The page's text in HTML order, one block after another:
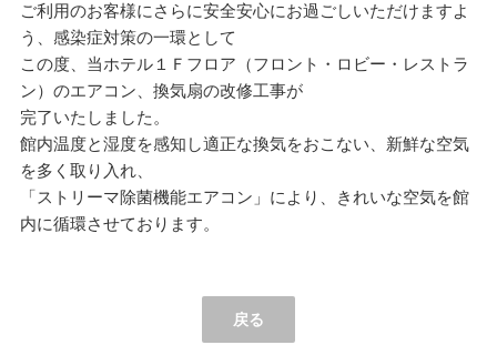
ご利用のお客様にさらに安全安心にお過ごしいただけますよ
う、感染症対策の一環として
この度、当ホテル１Ｆフロア（フロント・ロビー・レストラ
ン）のエアコン、換気扇の改修工事が
完了いたしました。
館内温度と湿度を感知し適正な換気をおこない、新鮮な空気
を多く取り入れ、
「ストリーマ除菌機能エアコン」により、きれいな空気を館
内に循環させております。
戻る